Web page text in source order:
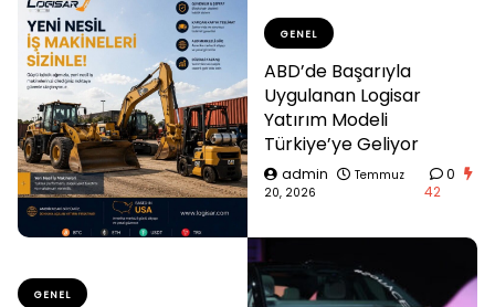
GENEL
ABD’de Başarıyla
Uygulanan Logisar
Yatırım Modeli
Türkiye’ye Geliyor
admin
Temmuz
20, 2026
0
42
GENEL